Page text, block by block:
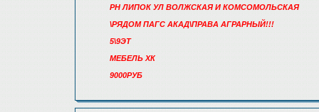
РН ЛИПОК УЛ ВОЛЖСКАЯ И КОМСОМОЛЬСКАЯ
\РЯДОМ ПАГС АКАД\ПРАВА АГРАРНЫЙ!!!
5\9ЭТ
МЕБЕЛЬ ХК
9000РУБ